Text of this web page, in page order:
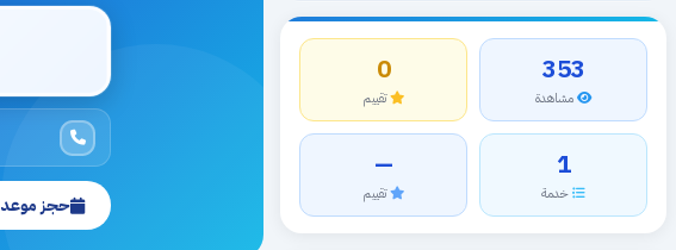
353
مشاهدة
0
تقييم
1
خدمة
—
تقييم حجز موعد